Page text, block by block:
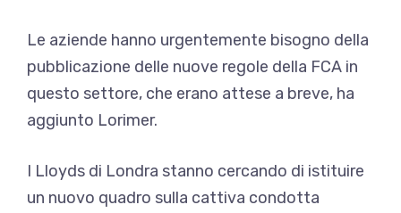
Le aziende hanno urgentemente bisogno della
pubblicazione delle nuove regole della FCA in
questo settore, che erano attese a breve, ha
aggiunto Lorimer.
I Lloyds di Londra stanno cercando di istituire
un nuovo quadro sulla cattiva condotta